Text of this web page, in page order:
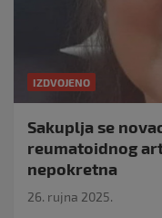
IZDVOJENO
Sakuplja se
reumatoidnog
nepokretna
26. rujna 2025.